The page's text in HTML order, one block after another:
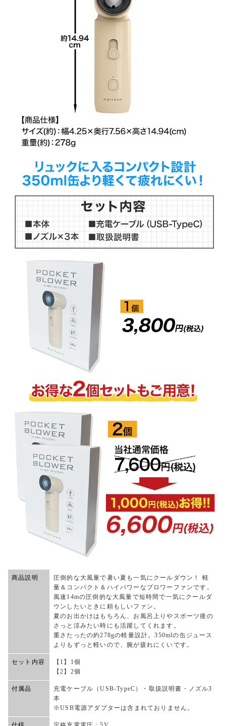
商品説明
圧倒的な大風量で暑い夏も一気にクールダウン！ 軽
量＆コンパクト＆ハイパワーなブロワーファンです。
風速14mの圧倒的な大風量で短時間で一気にクールダ
ウンしたいときに頼もしいファン。
夏のお出かけはもちろん、お風呂上りやスポーツ後の
さっと涼みたい時にも活躍してくれます。
重さたったの約278gの軽量設計。350mlの缶ジュース
よりもずっと軽いので、腕が疲れにくいです。
セット内容
【1】1個
【2】2個
付属品
充電ケーブル（USB-TypeC）・取扱説明書・ノズル3
本
※USB電源アダプターは含まれておりません。